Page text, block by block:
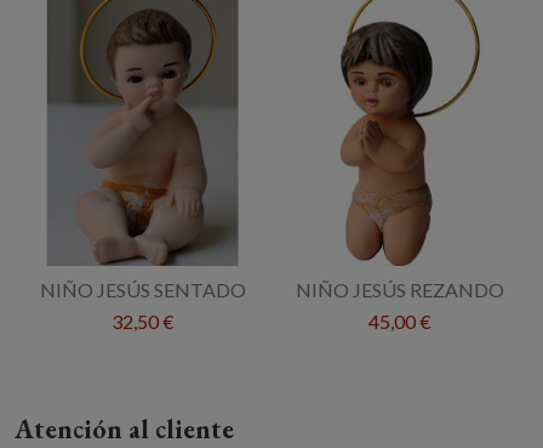
NIÑO JESÚS SENTADO
32,50 €
NIÑO JESÚS REZANDO
45,00 €
Atención al cliente